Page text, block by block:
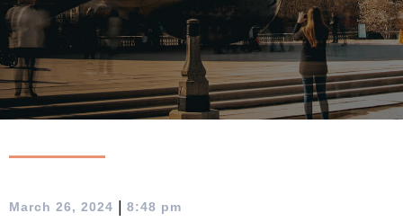
March 26, 2024 8:48 pm